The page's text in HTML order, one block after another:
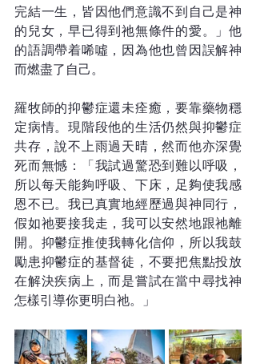
完結一生，皆因他們意識不到自己是神
的兒女，早已得到祂無條件的愛。」他
的語調帶着唏噓，因為他也曾因誤解神
而燃盡了自己。
羅牧師的抑鬱症還未痊癒，要靠藥物穩
定病情。現階段他的生活仍然與抑鬱症
共存，說不上雨過天晴，然而他亦深覺
死而無憾：「我試過驚恐到難以呼吸，
所以每天能夠呼吸、下床，足夠使我感
恩不已。我已真實地經歷過與神同行，
假如祂要接我走，我可以安然地跟祂離
開。抑鬱症推使我轉化信仰，所以我鼓
勵患抑鬱症的基督徒，不要把焦點投放
在解決疾病上，而是嘗試在當中尋找神
怎樣引導你更明白祂。」